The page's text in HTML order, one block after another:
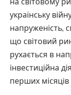
на світовому
українську
напруженість,
що світовий
рухається в
інвестиційна
перших